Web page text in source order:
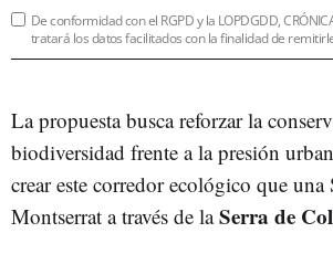
De conformidad con el RGPD y la LOPDGDD,
tratará los datos facilitados con la finalidad de
La propuesta busca reforzar la
biodiversidad frente a la presión
crear este corredor ecológico que
Montserrat a través de laSerra de